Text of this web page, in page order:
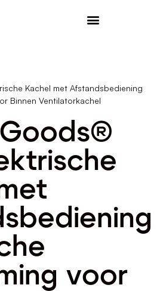
Kachel met Afstandsbediening
Binnen Ventilatorkachel
voor